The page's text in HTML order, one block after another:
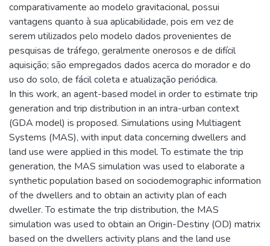
comparativamente ao modelo gravitacional, possui
vantagens quanto à sua aplicabilidade, pois em vez de
serem utilizados pelo modelo dados provenientes de
pesquisas de tráfego, geralmente onerosos e de difícil
aquisição; são empregados dados acerca do morador e do
uso do solo, de fácil coleta e atualização periódica.
In this work, an agent-based model in order to estimate trip
generation and trip distribution in an intra-urban context
(GDA model) is proposed. Simulations using Multiagent
Systems (MAS), with input data concerning dwellers and
land use were applied in this model. To estimate the trip
generation, the MAS simulation was used to elaborate a
synthetic population based on sociodemographic information
of the dwellers and to obtain an activity plan of each
dweller. To estimate the trip distribution, the MAS
simulation was used to obtain an Origin-Destiny (OD) matrix
based on the dwellers activity plans and the land use